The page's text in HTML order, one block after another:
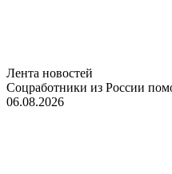
Лента новостей
Соцработники из России
06.08.2026